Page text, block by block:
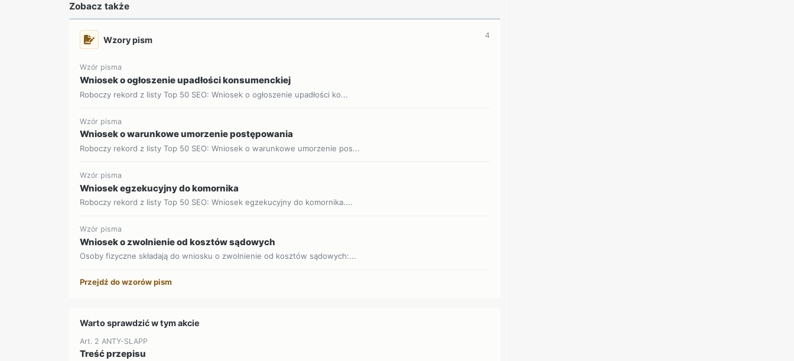
Zobacz także
Wzory pism 4
Wzór pisma
Wniosek o ogłoszenie upadłości konsumenckiej
Roboczy rekord z listy Top 50 SEO: Wniosek o ogłoszenie upadłości ko...
Wzór pisma
Wniosek o warunkowe umorzenie postępowania
Roboczy rekord z listy Top 50 SEO: Wniosek o warunkowe umorzenie pos...
Wzór pisma
Wniosek egzekucyjny do komornika
Roboczy rekord z listy Top 50 SEO: Wniosek egzekucyjny do komornika....
Wzór pisma
Wniosek o zwolnienie od kosztów sądowych
Osoby fizyczne składają do wniosku o zwolnienie od kosztów sądowych:...
Przejdź do wzorów pism
Warto sprawdzić w tym akcie
Art. 2 ANTY-SLAPP
Treść przepisu